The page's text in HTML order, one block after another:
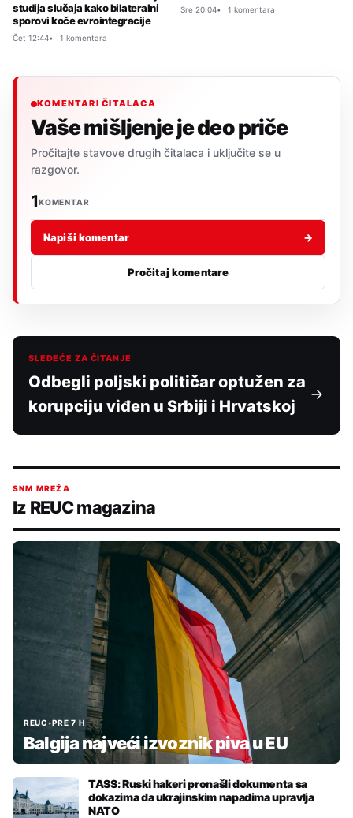
studija slučaja kako bilateralni
sporovi koče evrointegracije
Čet 12:44 1 komentara
Sre 20:04 1 komentara
KOMENTARI ČITALACA
Vaše mišljenje je deo priče
Pročitajte stavove drugih čitalaca i uključite se u
razgovor.
1KOMENTAR
Napiši komentar →
Pročitaj komentare
SLEDEĆE ZA ČITANJE
Odbegli poljski političar optužen za
korupciju viđen u Srbiji i Hrvatskoj
SNM MREŽA
Iz REUC magazina
REUC•PRE 7 H
Balgija najveći izvoznik piva u EU
TASS: Ruski hakeri pronašli dokumenta sa
dokazima da ukrajinskim napadima upravlja
NATO